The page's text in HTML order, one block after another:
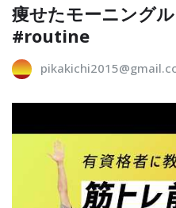
痩せたモーニング
#routine